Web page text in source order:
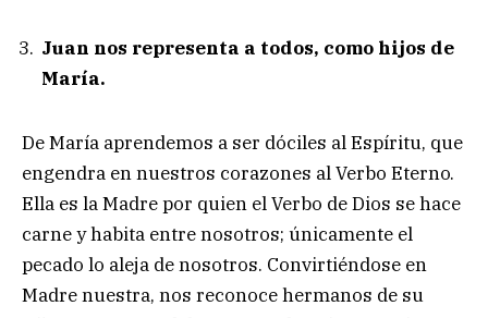
Juan nos representa a todos, como hijos de
María.
De María aprendemos a ser dóciles al Espíritu, que
engendra en nuestros corazones al Verbo Eterno.
Ella es la Madre por quien el Verbo de Dios se hace
carne y habita entre nosotros; únicamente el
pecado lo aleja de nosotros. Convirtiéndose en
Madre nuestra, nos reconoce hermanos de su